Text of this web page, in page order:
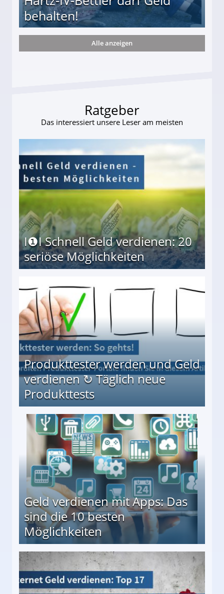
behalten!
darf Geld behalten!
Alle anzeigen
Ratgeber
Das interessiert unsere Leser am meisten
I❶I Schnell Geld verdienen: 20
seriöse Möglichkeiten
Produkttester werden und Geld
verdienen ↻ Täglich neue
Produkttests
↻ Täglich neue Produkttests
Geld verdienen mit Apps: Das
sind die 10 besten
Möglichkeiten
besten Möglichkeiten